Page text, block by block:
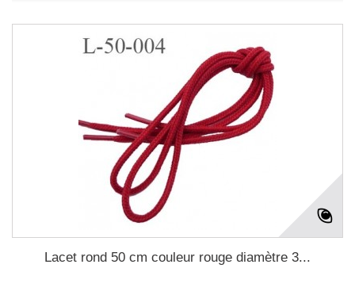
Lacet rond 50 cm couleur rouge diamètre 3...